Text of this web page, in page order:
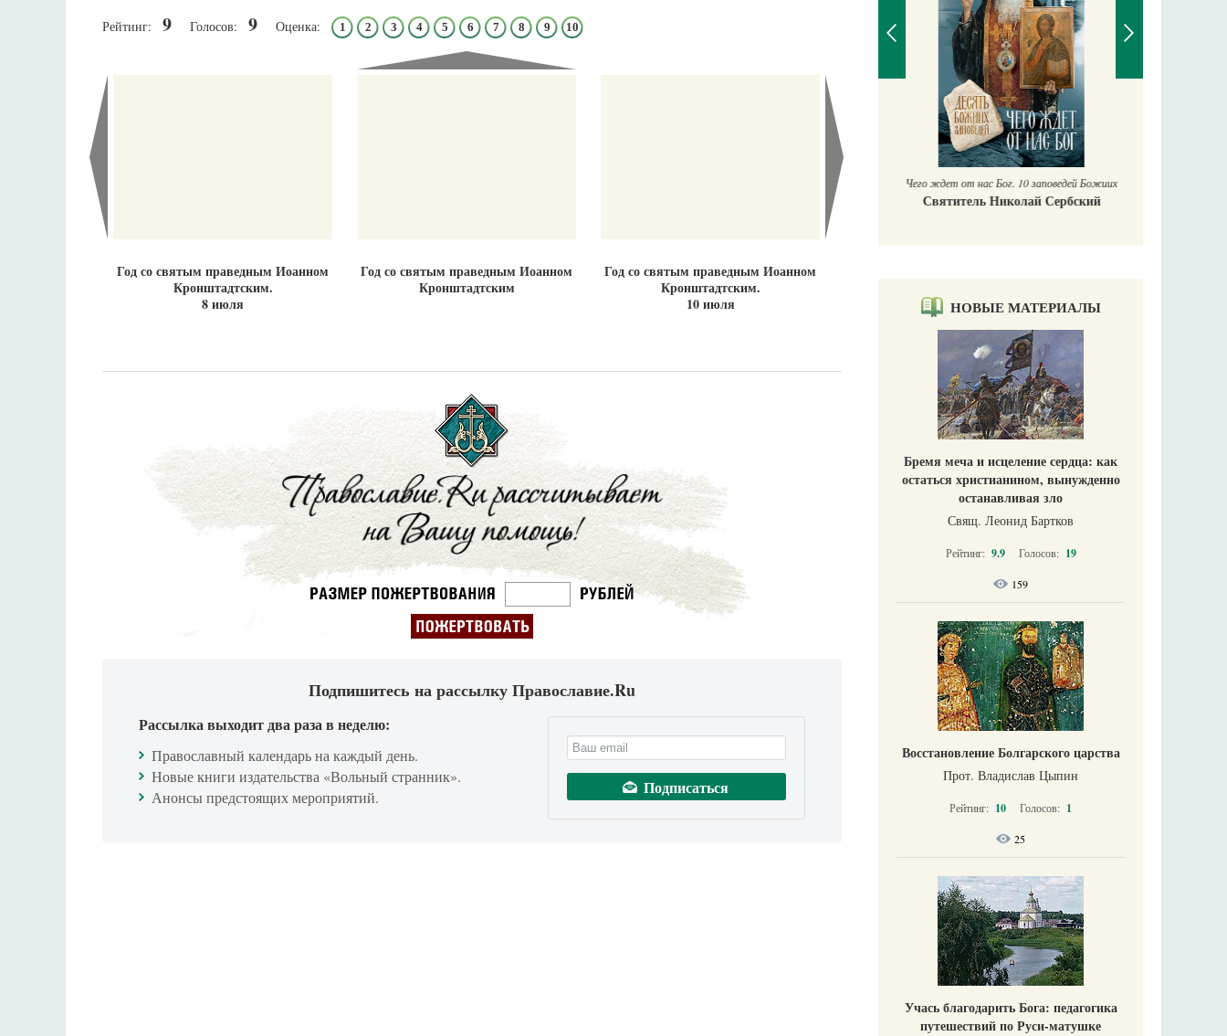
Рейтинг: 9 Голосов: 9 Оценка: 1 2 3 4 5 6 7 8 9 10
Год со святым праведным Иоанном
Кронштадтским.
8 июля
Год со святым праведным Иоанном
Кронштадтским
Год со святым праведным Иоанном
Кронштадтским.
10 июля
Подпишитесь на рассылку Православие.Ru
Рассылка выходит два раза в неделю:
Православный календарь на каждый день.
Новые книги издательства «Вольный странник».
Анонсы предстоящих мероприятий.
Великомученик Георгий Победоносец. Научись у
Чего ждет от нас Бог. 10 заповедей Божиих
Святитель Николай Сербский
НОВЫЕ МАТЕРИАЛЫ
Бремя меча и исцеление сердца: как
остаться христианином, вынужденно
останавливая зло
Свящ. Леонид Бартков
Рейтинг: 9.9 Голосов: 19
159
Восстановление Болгарского царства
Прот. Владислав Цыпин
Рейтинг: 10 Голосов: 1
25
Учась благодарить Бога: педагогика
путешествий по Руси-матушке